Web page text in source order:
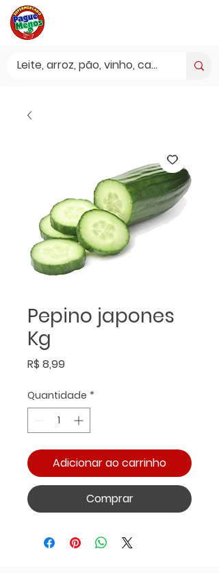
Pepino japones
Kg
R$ 8,99Preço
Quantidade *
Adicionar ao carrinho
Comprar